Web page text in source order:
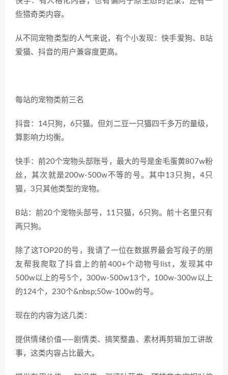
些猎奇类内容。
从不同宠物类型的人气来说，有个小发现：快手爱狗、B站
爱猫、抖音的用户兼容度更高。
每站的宠物类前三名
抖音：14只狗，6只猫。但刘二豆一只猫四千多万的量级，
算影响力均衡。
快手：前20个宠物头部账号，最大的号是金毛蛋黄807w粉
丝，其次就是200w-500w不等的号。其中13只狗，4只
猫，3只其他类型的宠物。
B站：前20个宠物头部号，11只猫，6只狗。前十名里只有
两只狗。
除了这TOP20的号，我请了一位在数据界最会写段子的朋
友帮我爬取了抖音上的前400+个动物号list，发现其中
500w以上的号5个，300w-500w13个，100w-300w以上
的124个，230个&nbsp;50w-100w的号。
现在的内容为这几类：
提供情绪价值——剧情类、搞笑整蛊、素材再剪辑加工讲故
事，这类内容占比最大。